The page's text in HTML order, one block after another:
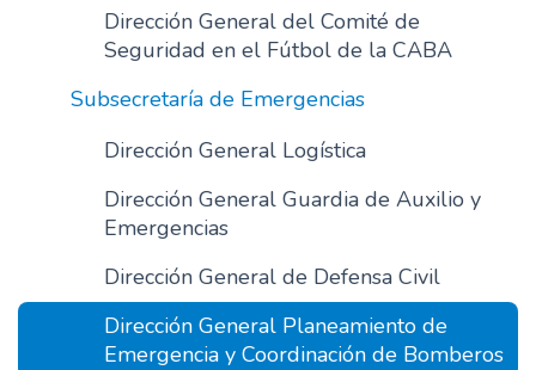
Dirección General del Comité de
Seguridad en el Fútbol de la CABA
Subsecretaría de Emergencias
Dirección General Logística
Dirección General Guardia de Auxilio y
Emergencias
Dirección General de Defensa Civil
Dirección General Planeamiento de
Emergencia y Coordinación de Bomberos